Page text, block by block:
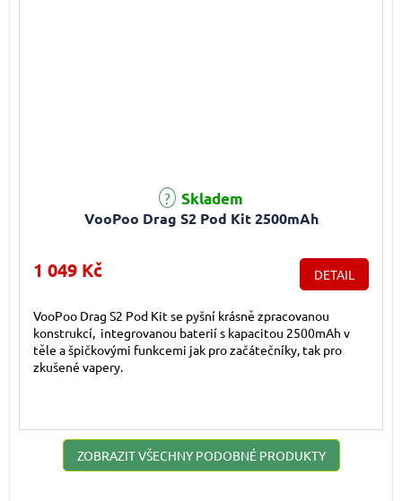
VooPoo Drag S2 Pod Kit 2500mAh
Průměrné hodnocení produktu je 5,0 z 5 hvězdiček.
Skladem
1 049 Kč DETAIL
VooPoo Drag S2 Pod Kit se pyšní krásně zpracovanou
konstrukcí, integrovanou baterií s kapacitou 2500mAh v
těle a špičkovými funkcemi jak pro začátečníky, tak pro
zkušené vapery.
ZOBRAZIT VŠECHNY PODOBNÉ PRODUKTY